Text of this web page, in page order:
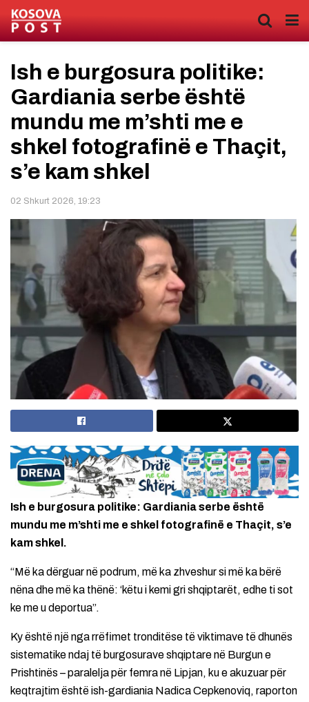
Ish e burgosura politike:
Gardiania serbe është
mundu me m’shti me e
shkel fotografinë e Thaçit,
s’e kam shkel
02 Shkurt 2026, 19:23
Ish e burgosura politike: Gardiania serbe është
mundu me m’shti me e shkel fotografinë e Thaçit, s’e
kam shkel.
“Më ka dërguar në podrum, më ka zhveshur si më ka bërë
nëna dhe më ka thënë: ‘këtu i kemi gri shqiptarët, edhe ti sot
ke me u deportua”.
Ky është një nga rrëfimet tronditëse të viktimave të dhunës
sistematike ndaj të burgosurave shqiptare në Burgun e
Prishtinës – paralelja për femra në Lipjan, ku e akuzuar për
keqtrajtim është ish-gardiania Nadica Cepkenoviq, raporton